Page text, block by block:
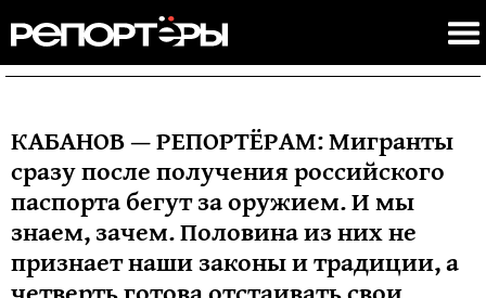
КАБАНОВ — РЕПОРТЁРАМ: Мигранты
сразу после получения российского
паспорта бегут за оружием. И мы
знаем, зачем. Половина из них не
признает наши законы и традиции, а